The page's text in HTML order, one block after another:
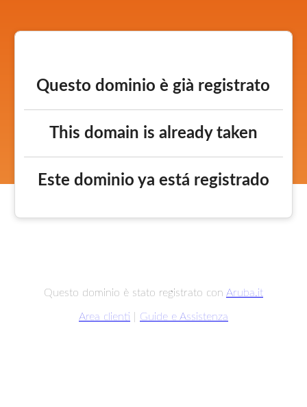
Questo dominio è già registrato
This domain is already taken
Este dominio ya está registrado
Questo dominio è stato registrato con Aruba.it
Area clienti Guide e Assistenza